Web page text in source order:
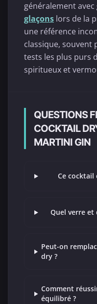
généralement avec
glaçons lors de la
une référence
classique, souvent
tests les plus purs
spiritueux et
QUESTIONS
COCKTAIL
MARTINI GIN
Ce cocktail
Quel verre
Peut-on
dry ?
Comment
équilibré ?